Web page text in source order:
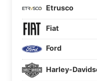
Etrusco
Fiat
Ford
Harley-